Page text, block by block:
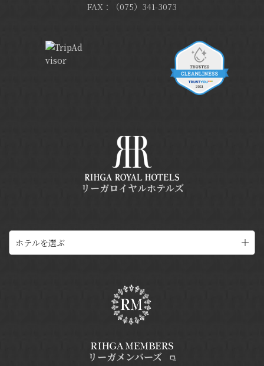
FAX：（075）341-3073
リーガロイヤルホテルズ
ホテルを選ぶ
リーガメンバーズ